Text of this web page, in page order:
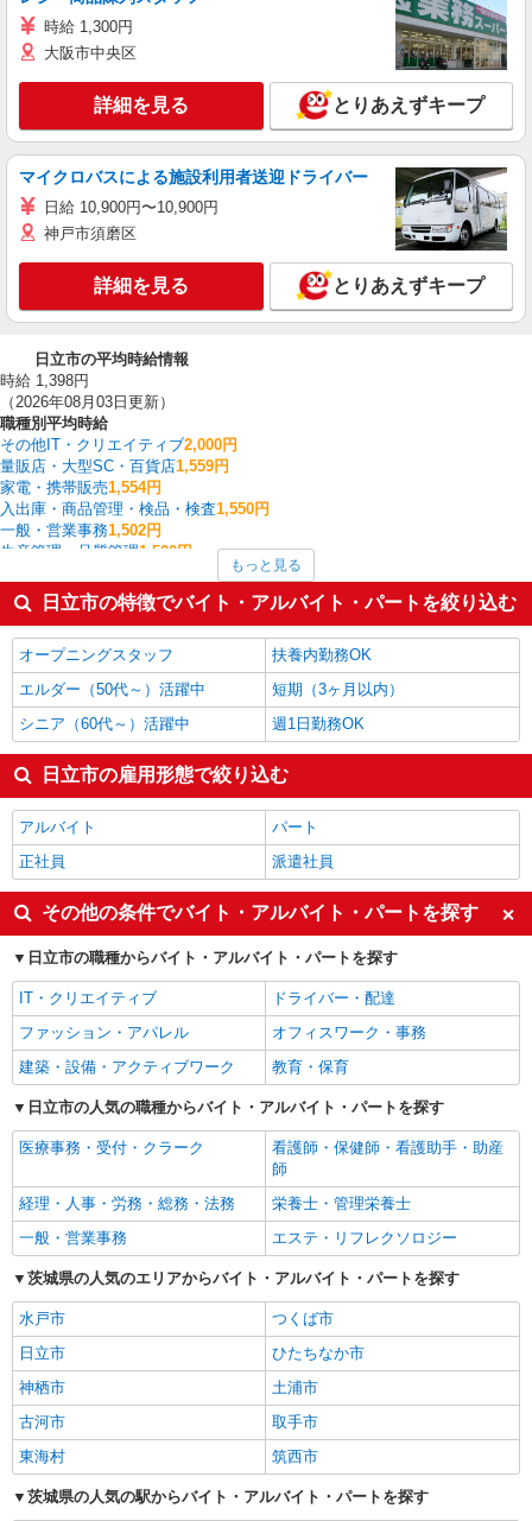
時給 1,300円
大阪市中央区
詳細を見る とりあえずキープ
マイクロバスによる施設利用者送迎ドライバー
日給 10,900円〜10,900円
神戸市須磨区
詳細を見る とりあえずキープ
日立市の平均時給情報
時給 1,398円
（2026年08月03日更新）
職種別平均時給
その他IT・クリエイティブ2,000円
量販店・大型SC・百貨店1,559円
家電・携帯販売1,554円
入出庫・商品管理・検品・検査1,550円
一般・営業事務1,502円
生産管理・品質管理1,500円
システムエンジニア・プログラマー 1,500円
その他介護・福祉1,500円
建築・土木・設備1,500円
看護師・保健師・看護助手・助産師1,490円
日立市の他の職種の平均時給を見る
もっと見る
日立市の特徴でバイト・アルバイト・パートを絞り込む
オープニングスタッフ
扶養内勤務OK
エルダー（50代～）活躍中
短期（3ヶ月以内）
シニア（60代～）活躍中
週1日勤務OK
日立市の雇用形態で絞り込む
アルバイト
パート
正社員
派遣社員
その他の条件でバイト・アルバイト・パートを探す
日立市の職種からバイト・アルバイト・パートを探す
IT・クリエイティブ
ドライバー・配達
ファッション・アパレル
オフィスワーク・事務
建築・設備・アクティブワーク
教育・保育
日立市の人気の職種からバイト・アルバイト・パートを探す
医療事務・受付・クラーク
看護師・保健師・看護助手・助産
師
経理・人事・労務・総務・法務
栄養士・管理栄養士
一般・営業事務
エステ・リフレクソロジー
茨城県の人気のエリアからバイト・アルバイト・パートを探す
水戸市
つくば市
日立市
ひたちなか市
神栖市
土浦市
古河市
取手市
東海村
筑西市
茨城県の人気の駅からバイト・アルバイト・パートを探す